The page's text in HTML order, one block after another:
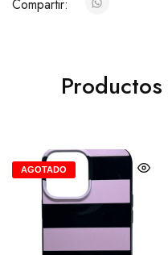
Compartir:
AGOTADO